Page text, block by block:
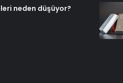
neden düşüyor?